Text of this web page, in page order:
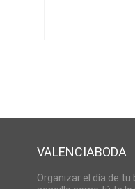
VALENCIABODA
Organizar el día de